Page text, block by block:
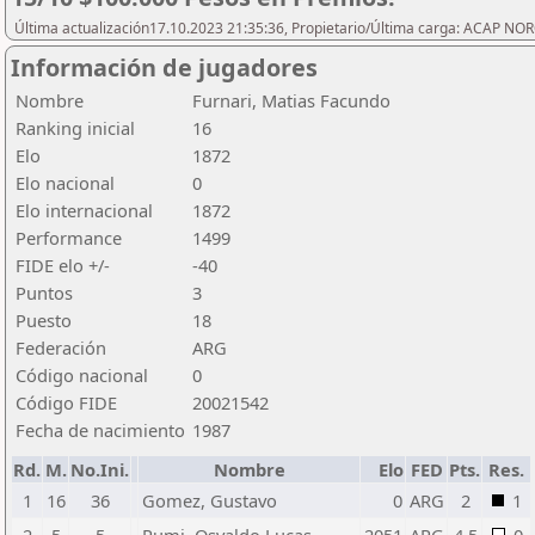
Última actualización17.10.2023 21:35:36, Propietario/Última carga: ACAP
Información de jugadores
Nombre
Furnari, Matias Facundo
Ranking inicial
16
Elo
1872
Elo nacional
0
Elo internacional
1872
Performance
1499
FIDE elo +/-
-40
Puntos
3
Puesto
18
Federación
ARG
Código nacional
0
Código FIDE
20021542
Fecha de nacimiento 1987
Rd. M. No.Ini. Nombre Elo FED Pts. Res.
1
16 36 Gomez, Gustavo 0 ARG 2
1